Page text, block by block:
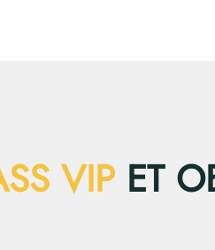
VIP ET